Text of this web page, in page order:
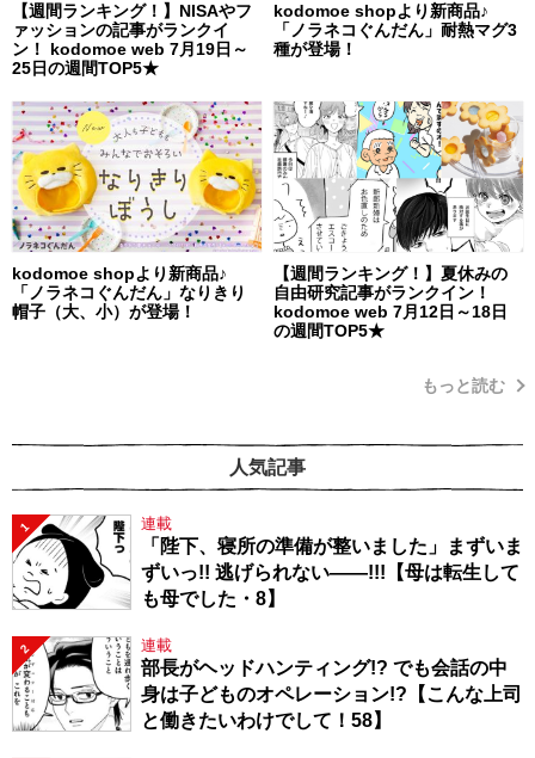
【週間ランキング！】NISAやフ
ァッションの記事がランクイ
ン！ kodomoe web 7月19日～
25日の週間TOP5★
kodomoe shopより新商品♪
「ノラネコぐんだん」耐熱マグ3
種が登場！
kodomoe shopより新商品♪
「ノラネコぐんだん」なりきり
帽子（大、小）が登場！
【週間ランキング！】夏休みの
自由研究記事がランクイン！
kodomoe web 7月12日～18日
の週間TOP5★
もっと読む
人気記事
1 連載
「陛下、寝所の準備が整いました」まずいま
ずいっ!! 逃げられない――!!!【母は転生して
も母でした・8】
2 連載
部長がヘッドハンティング!? でも会話の中
身は子どものオペレーション!?【こんな上司
と働きたいわけでして！58】